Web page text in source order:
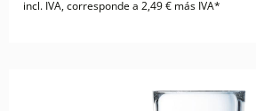
incl. IVA, corresponde a 2,49 € más IVA*